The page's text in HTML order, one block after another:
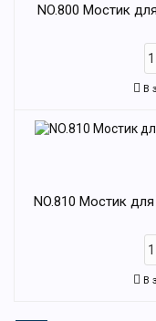
NO.800 Мостик
В
NO.810 Мостик
В